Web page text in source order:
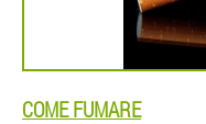
COME FUMARE